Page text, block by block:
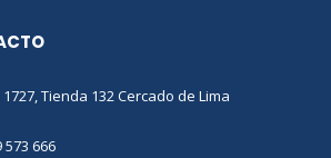
Tienda 132 Cercado de Lima
573 666